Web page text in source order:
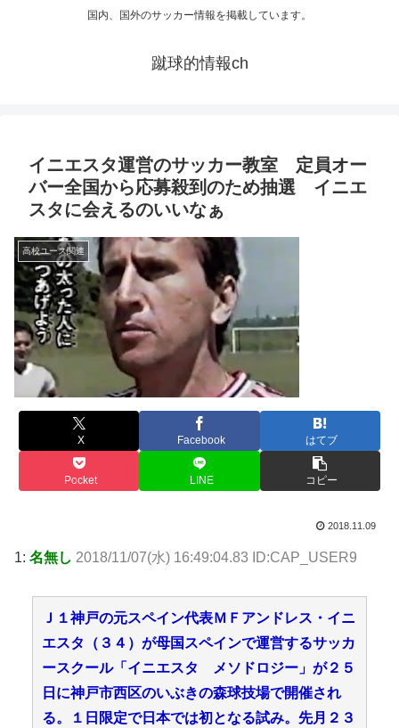
国内、国外のサッカー情報を掲載しています。
蹴球的情報ch
イニエスタ運営のサッカー教室 定員オー
バー全国から応募殺到のため抽選 イニエ
スタに会えるのいいなぁ
高校ユース関連
X Facebook はてブ
Pocket LINE コピー
2018.11.09
1: 名無し 2018/11/07(水) 16:49:04.83 ID:CAP_USER9
Ｊ１神戸の元スペイン代表ＭＦアンドレス・イニ
エスタ（３４）が母国スペインで運営するサッカ
ースクール「イニエスタ メソドロジー」が２５
日に神戸市西区のいぶきの森球技場で開催され
る。１日限定で日本では初となる試み。先月２３